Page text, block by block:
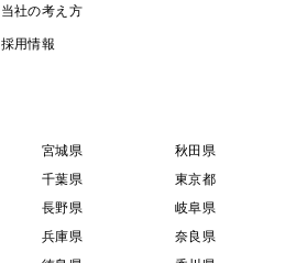
当社の考え方
採用情報
宮城県 秋田県
千葉県 東京都
長野県 岐阜県
兵庫県 奈良県